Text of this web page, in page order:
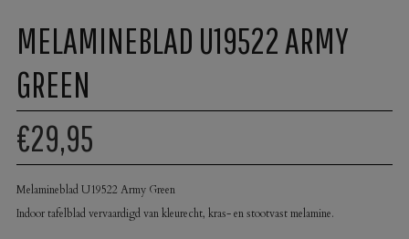
MELAMINEBLAD U19522 ARMY
GREEN
€29,95
Melamineblad U19522 Army Green
Indoor tafelblad vervaardigd van kleurecht, kras- en stootvast melamine.